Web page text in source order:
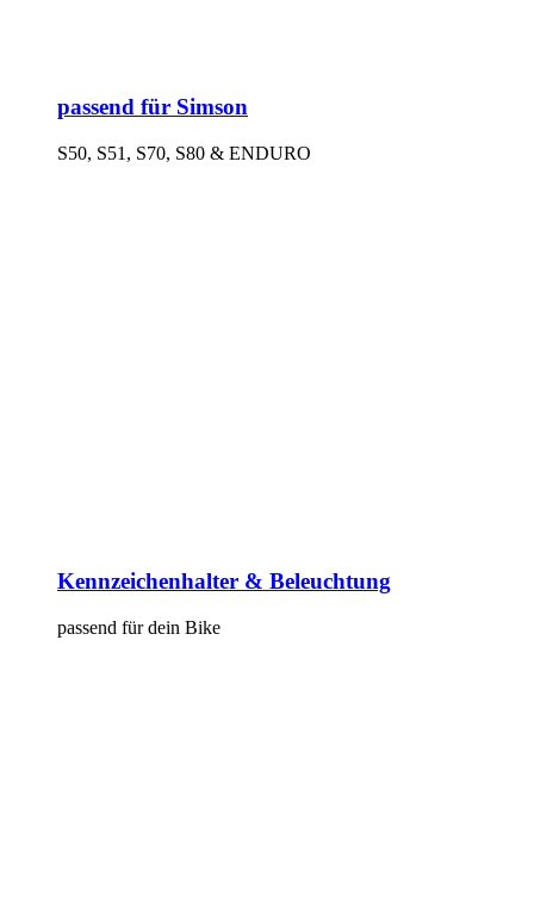
passend für Simson
S50, S51, S70, S80 & ENDURO
Kennzeichenhalter & Beleuchtung
passend für dein Bike